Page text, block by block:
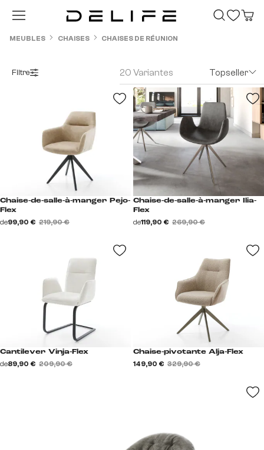
Passer au contenu principal
MEUBLES CHAISES CHAISES DE RÉUNION
Filtre 20 Variantes Topseller
Chaise-de-salle-à-manger Pejo-
Flex
de99,90 € 219,90 €
Chaise-de-salle-à-manger Ilia-
Flex
de119,90 € 269,90 €
Cantilever Vinja-Flex
de89,90 € 209,90 €
Chaise-pivotante Alja-Flex
149,90 € 329,90 €